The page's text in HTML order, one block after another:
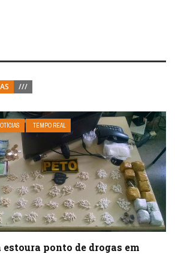
///
TEMPO REAL
ponto de drogas em